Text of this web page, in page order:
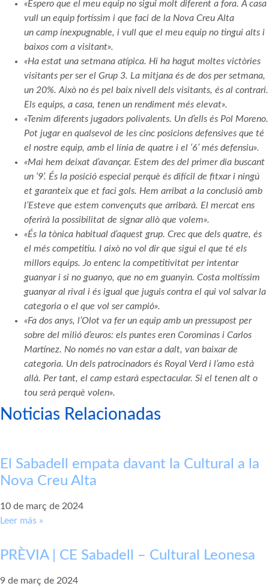
«Espero que el meu equip no sigui molt diferent a fora. A casa
vull un equip fortíssim i que faci de la Nova Creu Alta
un camp inexpugnable, i vull que el meu equip no tingui alts i
baixos com a visitant».
«Ha estat una setmana atípica. Hi ha hagut moltes victòries
visitants per ser el Grup 3. La mitjana és de dos per setmana,
un 20%. Això no és pel baix nivell dels visitants, és al contrari.
Els equips, a casa, tenen un rendiment més elevat».
«Tenim diferents jugadors polivalents. Un d’ells és Pol Moreno.
Pot jugar en qualsevol de les cinc posicions defensives que té
el nostre equip, amb el línia de quatre i el ‘6’ més defensiu».
«Mai hem deixat d’avançar. Estem des del primer dia buscant
un ‘9’. És la posició especial perquè és difícil de fitxar i ningú
et garanteix que et faci gols. Hem arribat a la conclusió amb
l’Esteve que estem convençuts que arribarà. El mercat ens
oferirà la possibilitat de signar allò que volem».
«És la tònica habitual d’aquest grup. Crec que dels quatre, és
el més competitiu. I això no vol dir que sigui el que té els
millors equips. Jo entenc la competitivitat per intentar
guanyar i si no guanyo, que no em guanyin. Costa moltíssim
guanyar al rival i és igual que juguis contra el qui vol salvar la
categoria o el que vol ser campió».
«Fa dos anys, l’Olot va fer un equip amb un pressupost per
sobre del milió d’euros: els puntes eren Corominas i Carlos
Martínez. No només no van estar a dalt, van baixar de
categoria. Un dels patrocinadors és Royal Verd i l’amo està
allà. Per tant, el camp estarà espectacular. Si el tenen alt o
tou serà perquè volen».
Noticias Relacionadas
El Sabadell empata davant la Cultural a la
Nova Creu Alta
10 de març de 2024
Leer más »
PRÈVIA | CE Sabadell – Cultural Leonesa
9 de març de 2024